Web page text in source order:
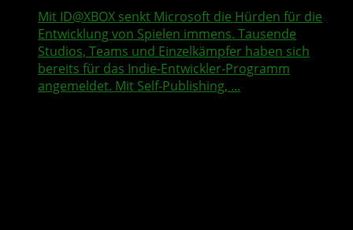
Mit ID@XBOX senkt Microsoft die Hürden für die
Entwicklung von Spielen immens. Tausende
Studios, Teams und Einzelkämpfer haben sich
bereits für das Indie-Entwickler-Programm
angemeldet. Mit Self-Publishing, ...